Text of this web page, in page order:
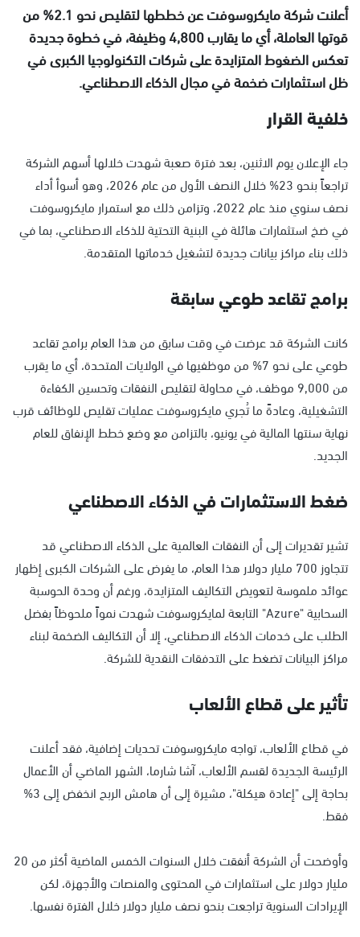
أعلنت شركة مايكروسوفت عن خططها لتقليص نحو 2.1% من
قوتها العاملة، أي ما يقارب 4,800 وظيفة، في خطوة جديدة
تعكس الضغوط المتزايدة على شركات التكنولوجيا الكبرى في
ظل استثمارات ضخمة في مجال الذكاء الاصطناعي.
خلفية القرار
جاء الإعلان يوم الاثنين، بعد فترة صعبة شهدت خلالها أسهم الشركة
تراجعاً بنحو 23% خلال النصف الأول من عام 2026، وهو أسوأ أداء
نصف سنوي منذ عام 2022، وتزامن ذلك مع استمرار مايكروسوفت
في ضخ استثمارات هائلة في البنية التحتية للذكاء الاصطناعي، بما في
ذلك بناء مراكز بيانات جديدة لتشغيل خدماتها المتقدمة.
برامج تقاعد طوعي سابقة
كانت الشركة قد عرضت في وقت سابق من هذا العام برامج تقاعد
طوعي على نحو 7% من موظفيها في الولايات المتحدة، أي ما يقرب
من 9,000 موظف، في محاولة لتقليص النفقات وتحسين الكفاءة
التشغيلية، وعادةً ما تُجري مايكروسوفت عمليات تقليص للوظائف قرب
نهاية سنتها المالية في يونيو، بالتزامن مع وضع خطط الإنفاق للعام
الجديد.
ضغط الاستثمارات في الذكاء الاصطناعي
تشير تقديرات إلى أن النفقات العالمية على الذكاء الاصطناعي قد
تتجاوز 700 مليار دولار هذا العام، ما يفرض على الشركات الكبرى إظهار
عوائد ملموسة لتعويض التكاليف المتزايدة، ورغم أن وحدة الحوسبة
السحابية "Azure" التابعة لمايكروسوفت شهدت نمواً ملحوظاً بفضل
الطلب على خدمات الذكاء الاصطناعي، إلا أن التكاليف الضخمة لبناء
مراكز البيانات تضغط على التدفقات النقدية للشركة.
تأثير على قطاع الألعاب
في قطاع الألعاب، تواجه مايكروسوفت تحديات إضافية، فقد أعلنت
الرئيسة الجديدة لقسم الألعاب، آشا شارما، الشهر الماضي أن الأعمال
بحاجة إلى "إعادة هيكلة"، مشيرة إلى أن هامش الربح انخفض إلى 3%
فقط.
وأوضحت أن الشركة أنفقت خلال السنوات الخمس الماضية أكثر من 20
مليار دولار على استثمارات في المحتوى والمنصات والأجهزة، لكن
الإيرادات السنوية تراجعت بنحو نصف مليار دولار خلال الفترة نفسها.